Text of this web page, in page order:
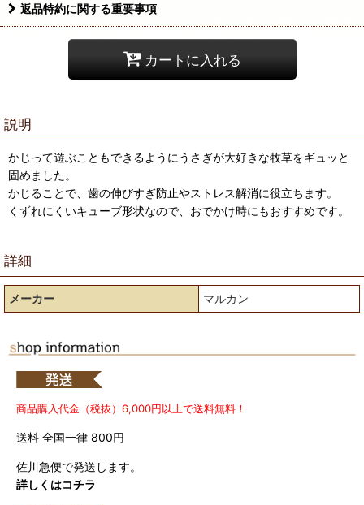
返品特約に関する重要事項
カートに入れる
説明
かじって遊ぶこともできるようにうさぎが大好きな牧草をギュッと
固めました。
かじることで、歯の伸びすぎ防止やストレス解消に役立ちます。
くずれにくいキューブ形状なので、おでかけ時にもおすすめです。
詳細
メーカー マルカン
商品購入代金（税抜）6,000円以上で送料無料！
送料 全国一律 800円
佐川急便で発送します。
詳しくはコチラ